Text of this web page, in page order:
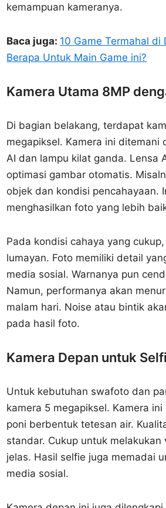
kemampuan kameranya.
Baca juga: 10 Game Termahal di
Berapa Untuk Main Game ini?
Kamera Utama 8MP
Di bagian belakang, terdapat
megapiksel. Kamera ini ditemani
AI dan lampu kilat ganda. Lensa
optimasi gambar otomatis.
objek dan kondisi pencahayaan.
menghasilkan foto yang lebih
Pada kondisi cahaya yang
lumayan. Foto memiliki detail
media sosial. Warnanya pun
Namun, performanya akan
malam hari. Noise atau bintik
pada hasil foto.
Kamera Depan untuk
Untuk kebutuhan swafoto dan
kamera 5 megapiksel. Kamera
poni berbentuk tetesan air.
standar. Cukup untuk melakukan
jelas. Hasil selfie juga memadai
media sosial.